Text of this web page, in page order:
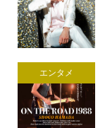
エンタメ